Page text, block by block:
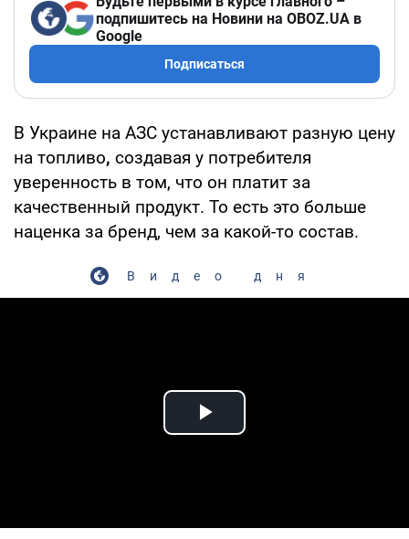
подпишитесь на Новини на OBOZ.UA в
Google
Подписаться
В Украине на АЗС устанавливают разную цену
на топливо, создавая у потребителя
уверенность в том, что он платит за
качественный продукт. То есть это больше
наценка за бренд, чем за какой-то состав.
Видео дня
Play Video